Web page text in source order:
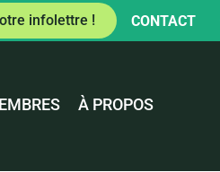
infolettre ! CONTACT
À PROPOS